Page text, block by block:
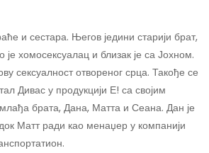
и сестара. Његов једини старији брат,
хомосексуалац ​​и близак је са Јохном.
сексуалност отвореног срца. Такође се
Дивас у продукцији Е! са својим
брата, Дана, Матта и Сеана. Дан је
Матт ради као менаџер у компанији